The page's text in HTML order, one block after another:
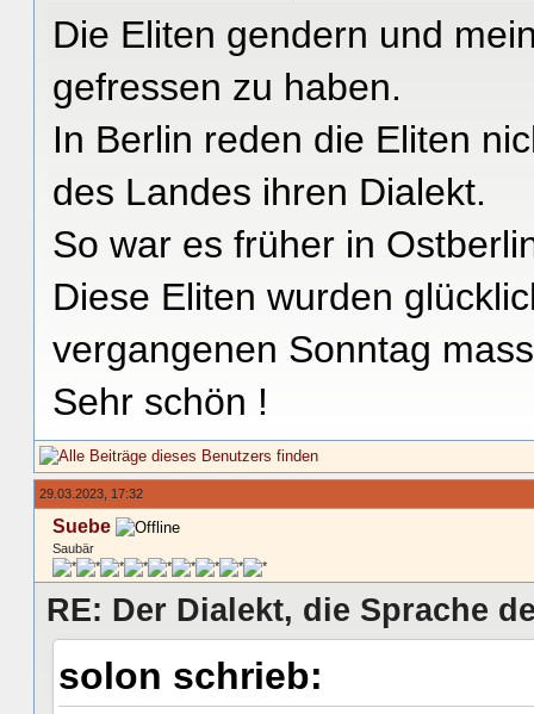
Die Eliten gendern und
gefressen zu haben.
In Berlin reden die Eliten
des Landes ihren Dialekt.
So war es früher in
Diese Eliten wurden
vergangenen Sonntag
Sehr schön !
29.03.2023, 17:32
Suebe
Saubär
RE: Der Dialekt, die Sprache
solon schrieb: